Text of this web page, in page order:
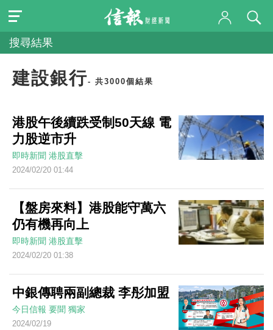
搜尋結果
建設銀行- 共3000個結果
港股午後續跌受制50天線 電
力股逆市升
即時新聞 港股直擊
2024/02/20 01:44
【盤房來料】港股能守萬六
仍有機再向上
即時新聞 港股直擊
2024/02/20 01:38
中銀傳聘兩副總裁 李彤加盟
今日信報 要聞 獨家
2024/02/19